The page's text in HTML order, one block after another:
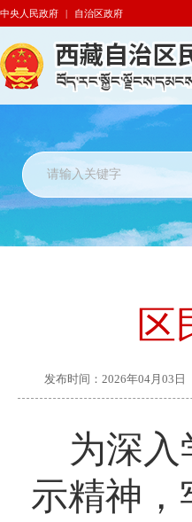
中央人民政府 | 自治区政府
区
发布时间： 2026年04月03日
为深
示精神，